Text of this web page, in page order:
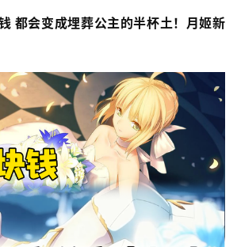
都会变成埋葬公主的半杯土！月姬新